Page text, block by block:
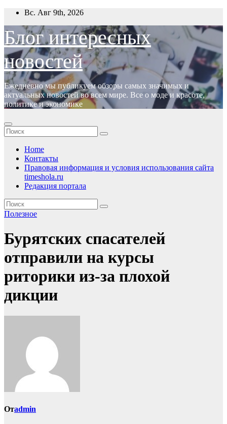
Перейти
содержимому
Вс. Авг 9th, 2026
Блог интересных
новостей
Ежедневно мы публикуем обзоры самых значимых и
актуальных новостей во всем мире. Все о моде и красоте,
политике и экономике
Home
Контакты
Правовая информация и условия использования сайта
timeshola.ru
Редакция портала
Полезное
Бурятских спасателей
отправили на курсы
риторики из-за плохой
дикции
Отadmin